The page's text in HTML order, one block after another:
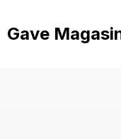
indhold
Gave